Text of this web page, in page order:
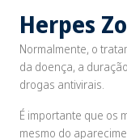
Herpes
Normalmente, o
da doença, a
drogas antivirais.
É importante que os
mesmo do